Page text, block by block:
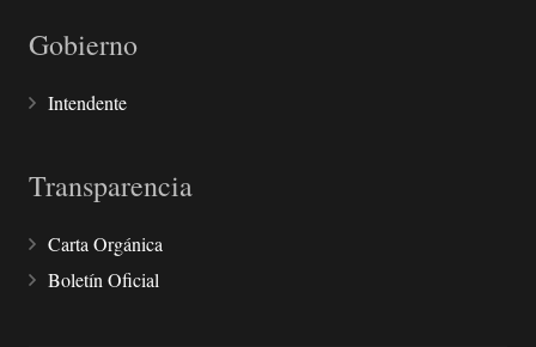
Gobierno
Intendente
Transparencia
Carta Orgánica
Boletín Oficial